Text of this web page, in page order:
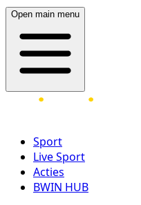
Open main menu
Sport
Live Sport
Acties
BWIN HUB